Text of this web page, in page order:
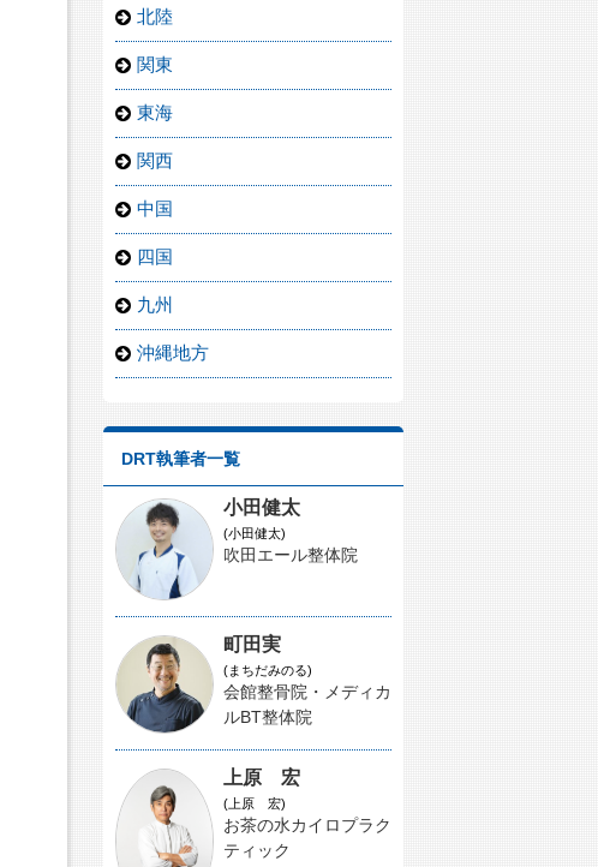
北陸
関東
東海
関西
中国
四国
九州
沖縄地方
DRT執筆者一覧
小田健太
(小田健太)
吹田エール整体院
町田実
(まちだみのる)
会館整骨院・メディカ
ルBT整体院
上原 宏
(上原 宏)
お茶の水カイロプラク
ティック